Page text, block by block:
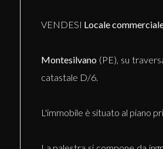
VENDESI Locale
Montesilvano (PE), su
catastale D/6.
L'immobile è situato al piano